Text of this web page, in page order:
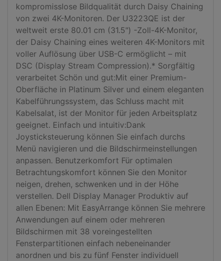
kompromisslose Bildqualität durch Daisy Chaining
von zwei 4K-Monitoren. Der U3223QE ist der
weltweit erste 80.01 cm (31.5") -Zoll-4K-Monitor,
der Daisy Chaining eines weiteren 4K-Monitors mit
voller Auflösung über USB-C ermöglicht – mit
DSC (Display Stream Compression).* Sorgfältig
verarbeitet Schön und gut:Mit einer Premium-
Oberfläche in Platinum Silver und einem eleganten
Kabelführungssystem, das Schluss macht mit
Kabelsalat, ist der Monitor für jeden Arbeitsplatz
geeignet. Einfach und intuitiv:Dank
Joysticksteuerung können Sie einfach durchs
Menü navigieren und die Bildschirmeinstellungen
anpassen. Benutzerkomfort Für optimalen
Betrachtungskomfort können Sie den Monitor
neigen, drehen, schwenken und in der Höhe
verstellen. Dell Display Manager Produktiv auf
allen Ebenen: Mit EasyArrange können Sie mehrere
Anwendungen auf einem oder mehreren
Bildschirmen mit 38 voreingestellten
Fensterpartitionen einfach nebeneinander
anordnen und bis zu fünf Fenster individuell